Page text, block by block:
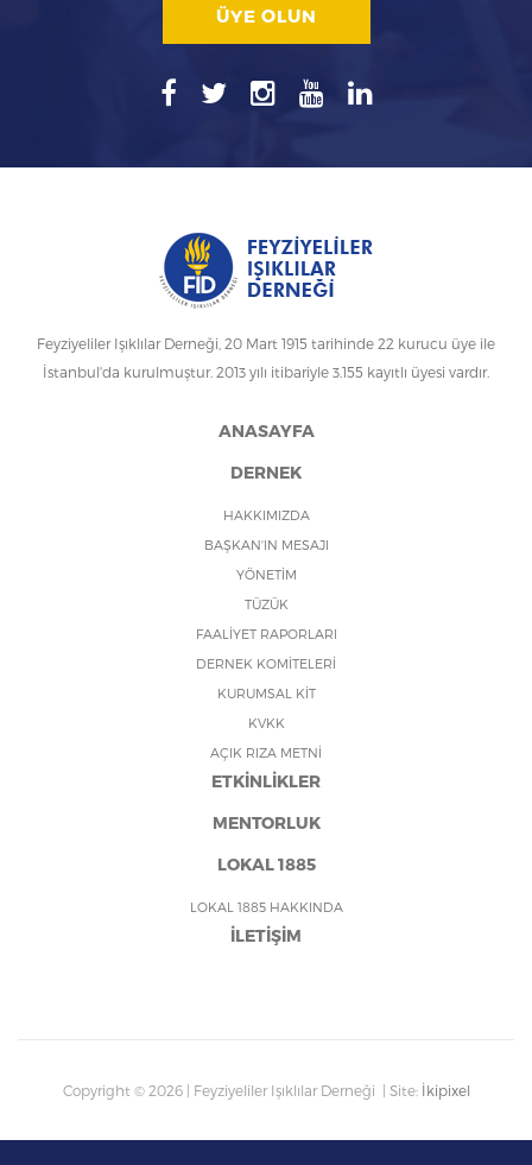
ÜYE OLUN
Feyziyeliler Işıklılar Derneği, 20 Mart 1915 tarihinde 22 kurucu üye ile
İstanbul'da kurulmuştur. 2013 yılı itibariyle 3.155 kayıtlı üyesi vardır.
ANASAYFA
DERNEK
HAKKIMIZDA
BAŞKAN'IN MESAJI
YÖNETİM
TÜZÜK
FAALİYET RAPORLARI
DERNEK KOMİTELERİ
KURUMSAL KİT
KVKK
AÇIK RIZA METNİ
ETKİNLİKLER
MENTORLUK
LOKAL 1885
LOKAL 1885 HAKKINDA
İLETİŞİM
Copyright © 2026 | Feyziyeliler Işıklılar Derneği | Site: İkipixel